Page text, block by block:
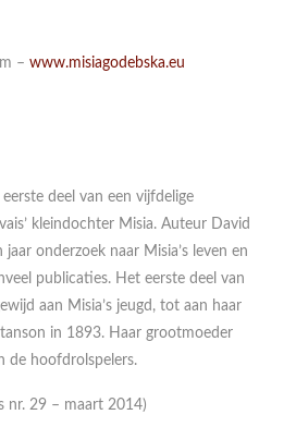
– www.misiagodebska.eu
eerste deel van een vijfdelige
kleindochter Misia. Auteur David
jaar onderzoek naar Misia’s leven en
publicaties. Het eerste deel van
aan Misia’s jeugd, tot aan haar
in 1893. Haar grootmoeder
de hoofdrolspelers.
nr. 29 – maart 2014)